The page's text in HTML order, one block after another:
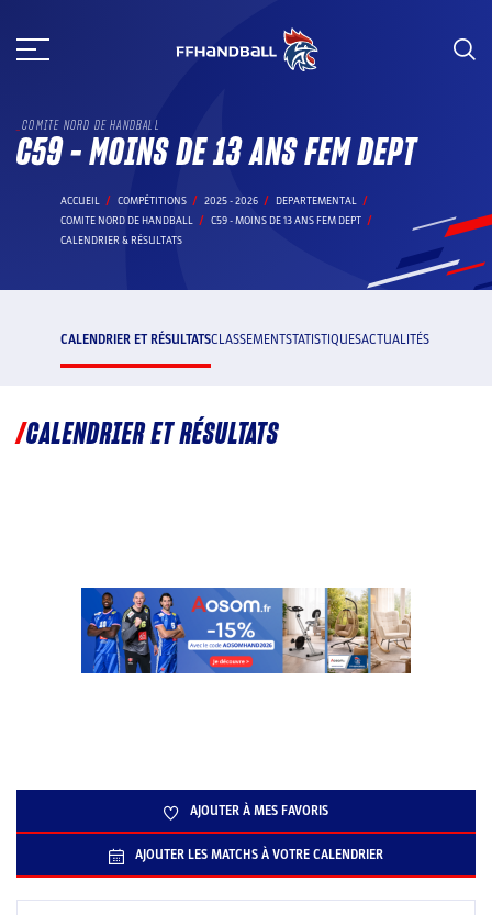
au
COMITE NORD DE HANDBALL
C59 - MOINS DE 13 ANS FEM DEPT
ACCUEIL COMPÉTITIONS 2025 - 2026
DEPARTEMENTAL
COMITE NORD DE HANDBALL
C59 - MOINS DE 13 ANS FEM DEPT
CALENDRIER & RÉSULTATS
CALENDRIER ET RÉSULTATSCLASSEMENTSTATISTIQUESACTUALITÉS
CALENDRIER ET RÉSULTATS
AJOUTER À MES FAVORIS
AJOUTER LES MATCHS À VOTRE CALENDRIER